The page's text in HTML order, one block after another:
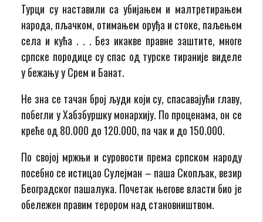
Турци су наставили са убијањем и малтретирањем
народа, пљачком, отимањем оруђа и стоке, паљењем
села и кућа . . . Без икакве правне заштите, многе
српске породице су спас од турске тираније виделе
у бежању у Срем и Банат.
Не зна се тачан број људи који су, спасавајући главу,
побегли у Хабзбуршку монархију. По проценама, он се
креће од 80.000 до 120.000, па чак и до 150.000.
По својој мржњи и суровости према српском народу
посебно се истицао Сулејман – паша Скопљак, везир
Београдског пашалука. Почетак његове власти био је
обележен правим терором над становништвом.